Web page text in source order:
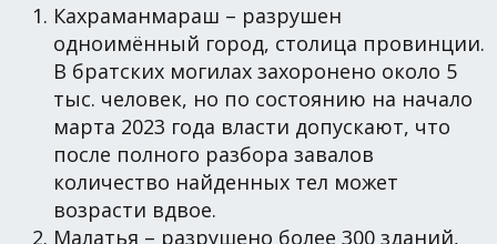
Кахраманмараш – разрушен
одноимённый город, столица провинции.
В братских могилах захоронено около 5
тыс. человек, но по состоянию на начало
марта 2023 года власти допускают, что
после полного разбора завалов
количество найденных тел может
возрасти вдвое.
Малатья – разрушено более 300 зданий,